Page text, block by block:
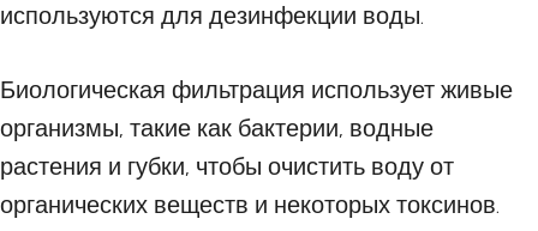
используются для дезинфекции воды.
Биологическая фильтрация использует живые
организмы, такие как бактерии, водные
растения и губки, чтобы очистить воду от
органических веществ и некоторых токсинов.